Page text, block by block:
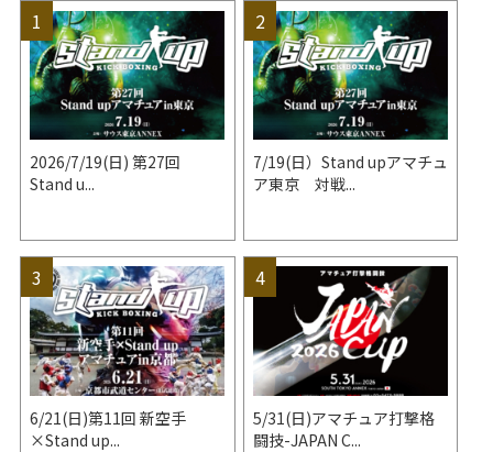
2026/7/19(日) 第27回
Stand u...
7/19(日）Stand upアマチュ
ア東京 対戦...
6/21(日)第11回 新空手
×Stand up...
5/31(日)アマチュア打撃格
闘技-JAPAN C...